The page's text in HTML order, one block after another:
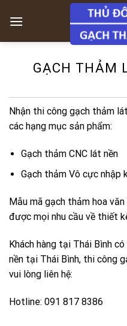
GẠCH THẢM
Nhận thi công gạch thảm
các hạng mục sản phẩm:
Gạch thảm CNC lát nền
Gạch thảm Vô cực nhập
Mẫu mã gạch thảm hoa
được mọi nhu cầu về thiết
Khách hàng tại Thái Bình
nền tại Thái Bình, thi công
vui lòng liên hệ:
Hotline: 091 817 8386